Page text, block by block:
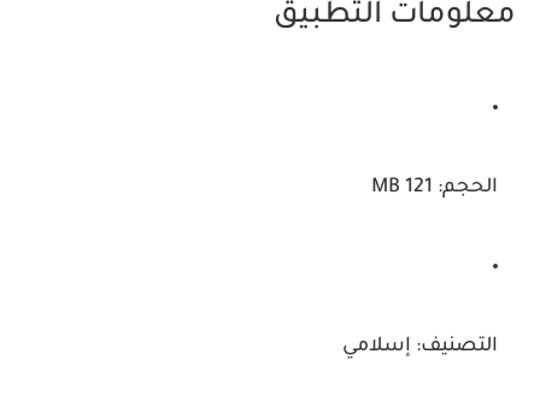
معلومات التطبيق
الحجم:
التصنيف: إسلامي